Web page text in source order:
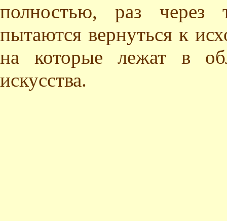
полностью, раз через
пытаются вернуться к
на которые лежат в
искусства.